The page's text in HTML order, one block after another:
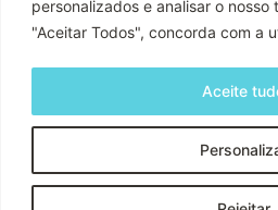
personalizados e analisar o nosso
"Aceitar Todos", concorda com a
Aceite
Apoio Cliente